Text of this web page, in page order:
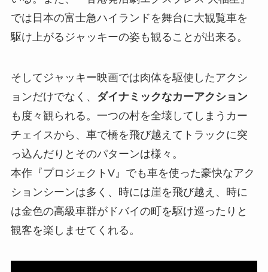
では日本の富士急ハイランドを舞台に大観覧車を
駆け上がるジャッキーの姿も観ることが出来る。
そしてジャッキー映画では肉体を駆使したアクシ
ョンだけでなく、 ダイナミックなカーアクション
も度々観られる。一つの村を全壊してしまうカー
チェイスから、車で橋を飛び越えてトラックに突
っ込んだりとそのパターンは様々。
本作『プロジェクトV』でも車を使った豪快なアク
ションシーンは多く、時には崖を飛び越え、時に
は金色の高級車群がドバイの町を駆け巡ったりと
観客を楽しませてくれる。